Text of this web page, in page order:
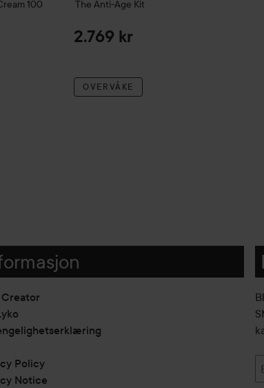
100
The Anti-Age Kit
2.769 kr
OVERVÅKE
Policy
Notice